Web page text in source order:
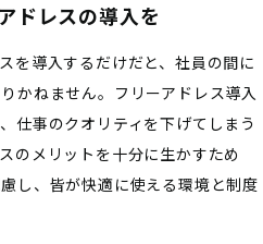
ドレスの導入を
を導入するだけだと、社員の間に
かねません。フリーアドレス導入
仕事のクオリティを下げてしまう
のメリットを十分に生かすため
し、皆が快適に使える環境と制度